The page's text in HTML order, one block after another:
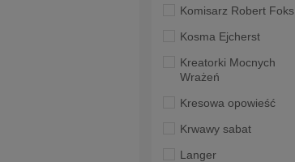
Komisarz Robert Foks
Kosma Ejcherst
Kreatorki Mocnych
Wrażeń
Kresowa opowieść
Krwawy sabat
Langer